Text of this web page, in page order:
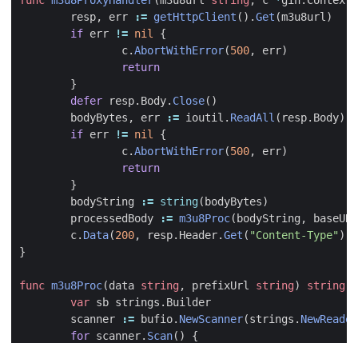
resp, err := getHttpClient ().Get (m3u8url )
if err != nil
{
c.AbortWithError(500, err)
return
}
defer
resp. Body. Close()
bodyBytes , err := ioutil . ReadAll ( resp. Body)
if err != nil
{
c.AbortWithError(500, err)
return
}
bodyString
:= string( bodyBytes)
processedBody
:= m3u8Proc( bodyString ,
baseURL
c. Data(200, resp. Header.Get ( "Content-Type"),
}
func m3u8Proc(data string, prefixUrl string) string
var sb strings . Builder
scanner
:= bufio. NewScanner(strings . NewReader
for scanner. Scan()
{